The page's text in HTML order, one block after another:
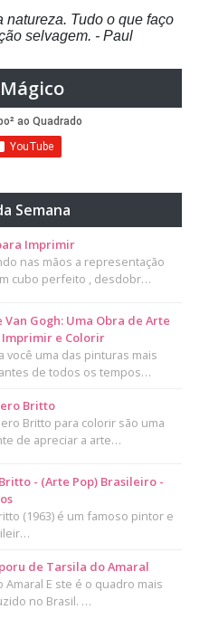
Tudo o que faço
selvagem. - Paul
Semana
Imprimir
nas mãos a representação
cubo perfeito , desdobr…
Gogh: Uma Obra de Arte
e Colorir
você uma das pinturas mais
de todos os tempos…
Britto
Britto para colorir são uma
de apreciar a arte…
- (Arte Pop) Brasileiro -
(1963) é um famoso pintor e
de Tarsila do Amaral
Amaral E ste é o quadro mais
no Brasil. …